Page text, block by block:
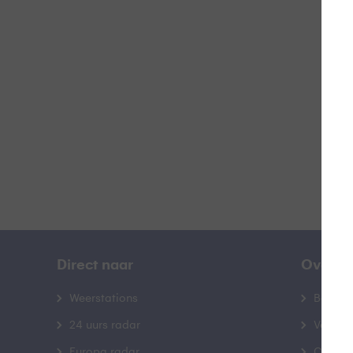
Direct naar
Weerstations
24 uurs radar
Over